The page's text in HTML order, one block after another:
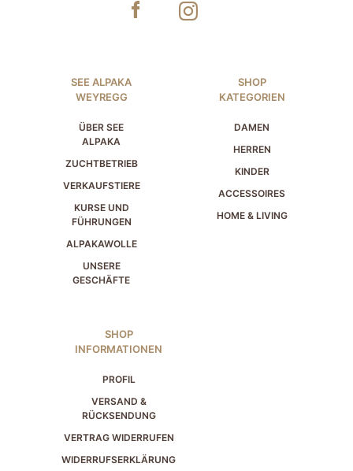
SEE ALPAKA
WEYREGG
ÜBER SEE
ALPAKA
ZUCHTBETRIEB
VERKAUFSTIERE
KURSE UND
FÜHRUNGEN
ALPAKAWOLLE
UNSERE
GESCHÄFTE
SHOP
KATEGORIEN
DAMEN
HERREN
KINDER
ACCESSOIRES
HOME & LIVING
SHOP
INFORMATIONEN
PROFIL
VERSAND &
RÜCKSENDUNG
VERTRAG WIDERRUFEN
WIDERRUFSERKLÄRUNG